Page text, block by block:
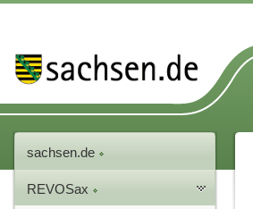
sachsen.de
REVOSax